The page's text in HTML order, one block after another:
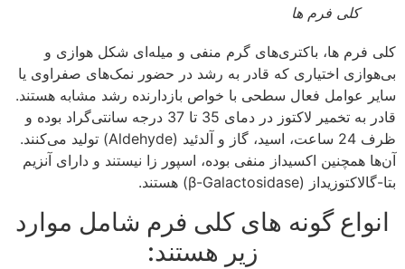
کلی فرم ها
کلی فرم ها، باکتری‌های گرم منفی و میله‌ای شکل هوازی و
بی‌هوازی اختیاری که قادر به رشد در حضور نمک‌های صفراوی یا
سایر عوامل فعال سطحی با خواص بازدارنده رشد مشابه هستند.
قادر به تخمیر لاکتوز در دمای 35 تا 37 درجه سانتی‌گراد بوده و
ظرف 24 ساعت، اسید، گاز و آلدئید (Aldehyde) تولید می‌کنند.
آن‌ها همچنین اکسیداز منفی بوده، اسپور زا نیستند و دارای آنزیم
بتا-گالاکتوزیداز (β-Galactosidase) هستند.
انواع گونه های کلی فرم شامل موارد
زیر هستند: